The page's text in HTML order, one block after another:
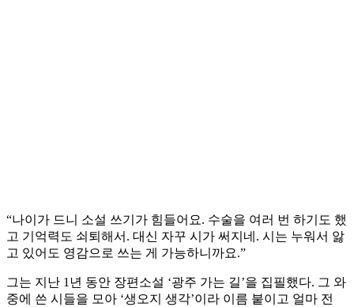
“나이가 드니 소설 쓰기가 힘들어요. 수술을 여러 번 하기도 했
고 기억력도 쇠퇴해서. 대신 자꾸 시가 써지네. 시는 누워서 앓
고 있어도 영감으로 쓰는 게 가능하니까요.”
그는 지난 1년 동안 장편소설 ‘광주 가는 길’을 집필했다. 그 와
중에 쓴 시들을 모아 ‘생오지 생각’이라 이름 붙이고 얼마 전